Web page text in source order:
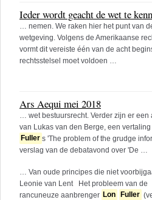
Ieder wordt geacht de wet te
… nemen. We raken hier het punt van
wetgeving. Volgens de Amerikaanse
vormt dit vereiste één van de acht
rechtsstelsel moet voldoen …
Ars Aequi mei 2018
… wet bestuursrecht. Verder zijn er een
van Lukas van den Berge, een vertaling
Fuller s 'The problem of the grudge
verslag van de debatavond over 'De …
… Van oude principes die niet
Leonie van Lent Het probleem van de
rancuneuze aanbrenger Lon Fuller